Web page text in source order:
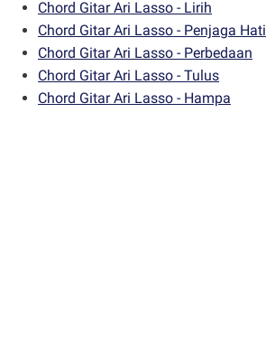
Chord Gitar Ari Lasso - Lirih
Chord Gitar Ari Lasso - Penjaga Hati
Chord Gitar Ari Lasso - Perbedaan
Chord Gitar Ari Lasso - Tulus
Chord Gitar Ari Lasso - Hampa